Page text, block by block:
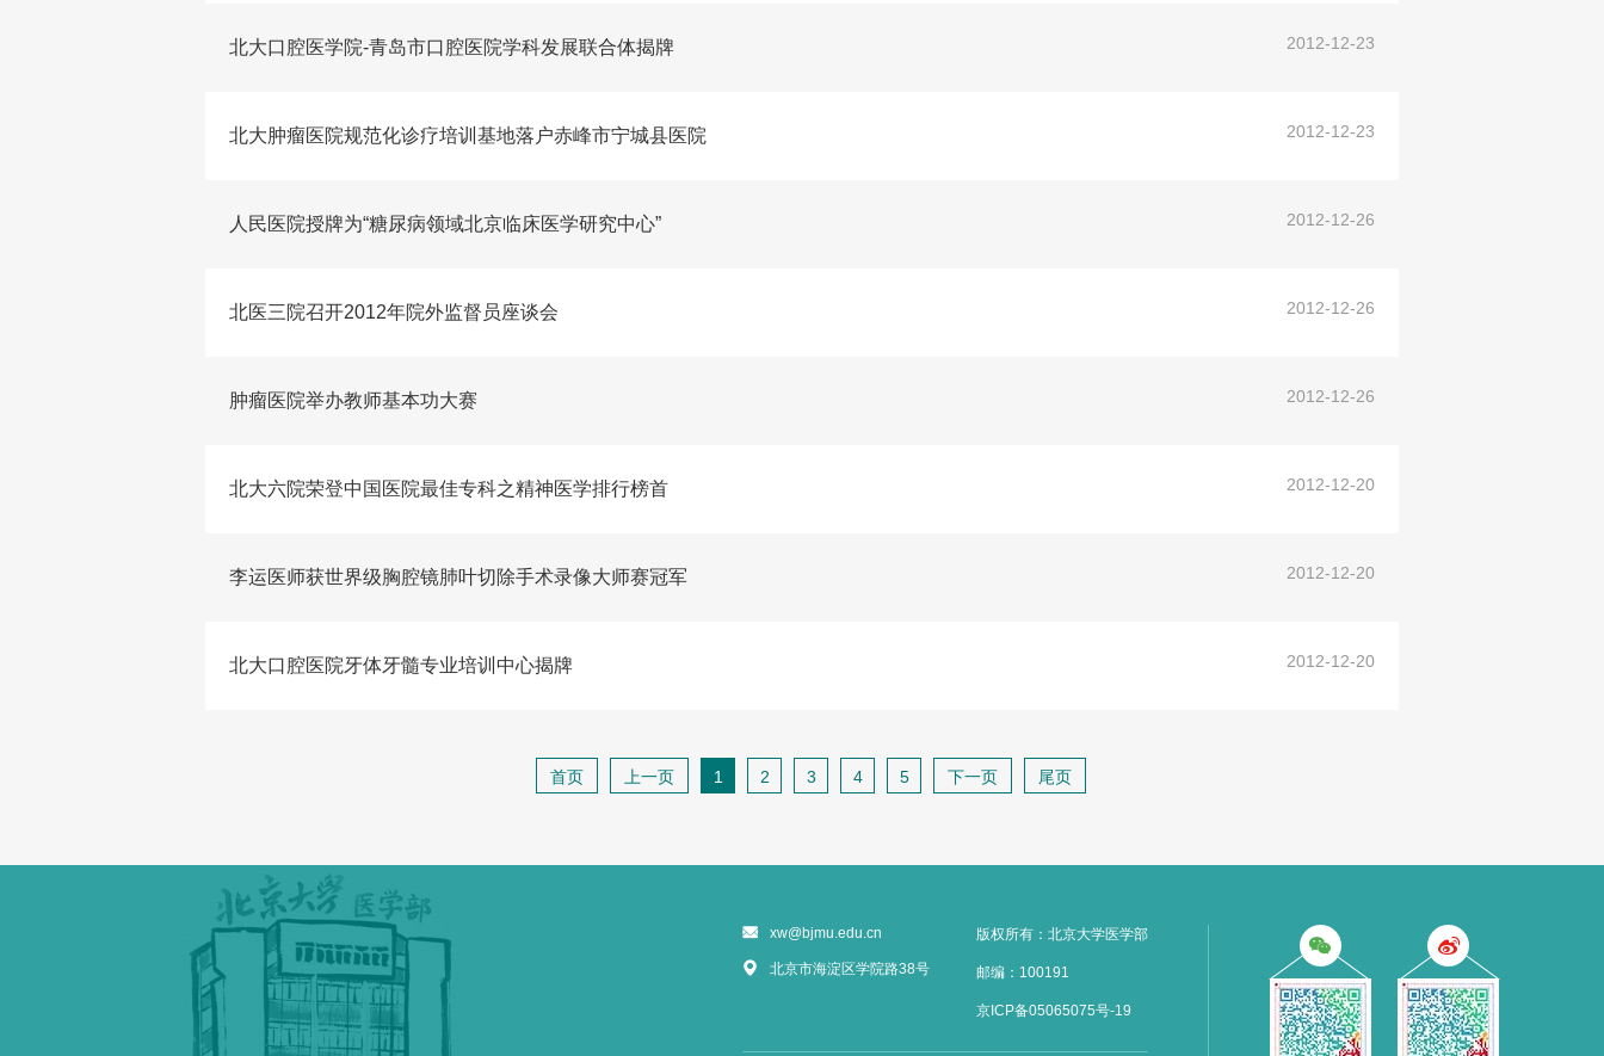
2012-12-23
北大口腔医学院-青岛市口腔医院学科发展联合体揭牌
2012-12-23
北大肿瘤医院规范化诊疗培训基地落户赤峰市宁城县医院
2012-12-26
人民医院授牌为“糖尿病领域北京临床医学研究中心”
2012-12-26
北医三院召开2012年院外监督员座谈会
2012-12-26
肿瘤医院举办教师基本功大赛
2012-12-20
北大六院荣登中国医院最佳专科之精神医学排行榜首
2012-12-20
李运医师获世界级胸腔镜肺叶切除手术录像大师赛冠军
2012-12-20
北大口腔医院牙体牙髓专业培训中心揭牌
首页 上一页 1 2 3 4 5 下一页 尾页
xw@bjmu.edu.cn
北京市海淀区学院路38号
版权所有：北京大学医学部
邮编：100191
京ICP备05065075号-19